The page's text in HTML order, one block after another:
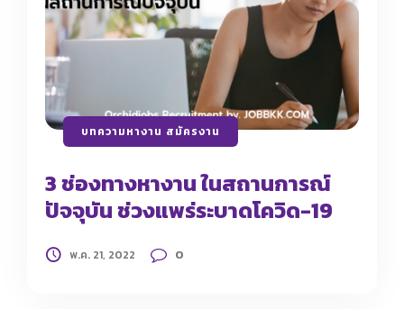
บทความหางาน สมัครงาน
3 ช่องทางหางาน ในสถานการณ์
ปัจจุบัน ช่วงแพร่ระบาดโควิด-19
พ.ค. 21, 2022 0